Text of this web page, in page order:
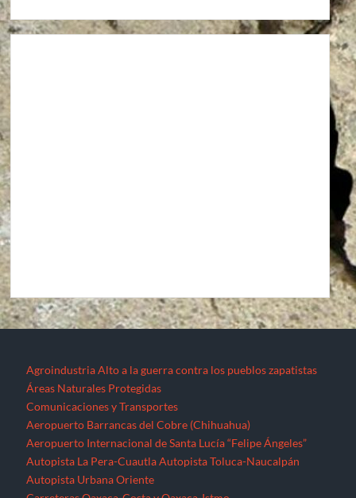
Agroindustria Alto a la guerra contra los pueblos zapatistas
Áreas Naturales Protegidas
Comunicaciones y Transportes
Aeropuerto Barrancas del Cobre (Chihuahua)
Aeropuerto Internacional de Santa Lucía “Felipe Ángeles”
Autopista La Pera-Cuautla Autopista Toluca-Naucalpán
Autopista Urbana Oriente